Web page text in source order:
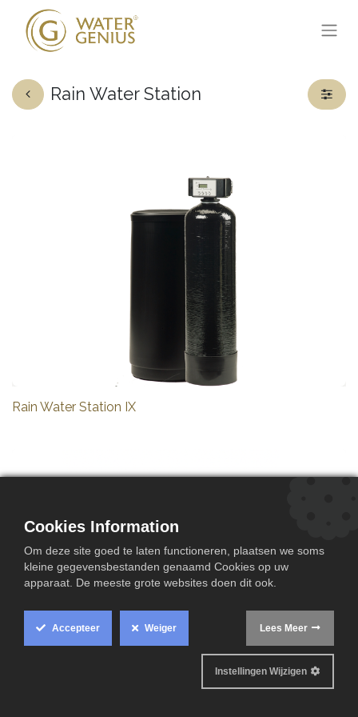
Rain Water Station
Rain Water Station IX
Cookies Information
Om deze site goed te laten functioneren, plaatsen we soms
kleine gegevensbestanden genaamd Cookies op uw
apparaat. De meeste grote websites doen dit ook.
Accepteer Weiger Lees Meer
Instellingen Wijzigen